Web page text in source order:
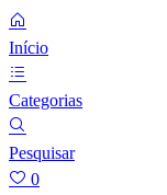
Início
Categorias
Pesquisar
0